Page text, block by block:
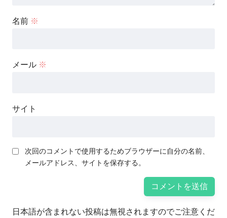
名前 ※
メール ※
サイト
次回のコメントで使用するためブラウザーに自分の名前、
メールアドレス、サイトを保存する。
日本語が含まれない投稿は無視されますのでご注意くだ